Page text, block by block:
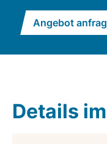
Angebot
Details